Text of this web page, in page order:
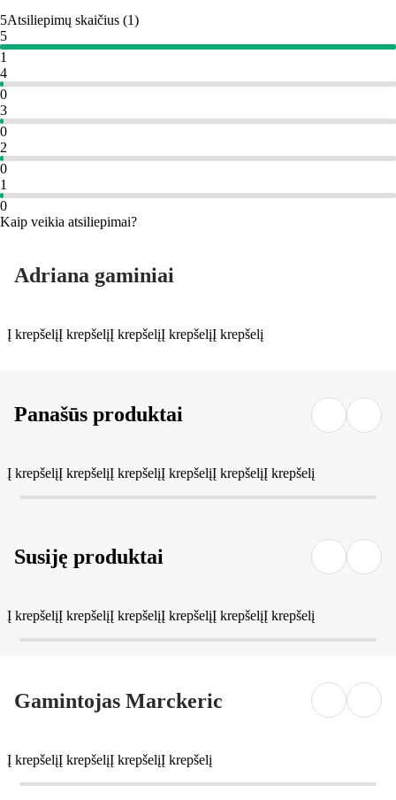
5Atsiliepimų skaičius (1)
5
1
4
0
3
0
2
0
1
0
Kaip veikia atsiliepimai?
Adriana gaminiai
Į krepšelįĮ krepšelįĮ krepšelįĮ krepšelįĮ krepšelį
Panašūs produktai
Į krepšelįĮ krepšelįĮ krepšelįĮ krepšelįĮ krepšelįĮ krepšelį
Susiję produktai
Į krepšelįĮ krepšelįĮ krepšelįĮ krepšelįĮ krepšelįĮ krepšelį
Gamintojas Marckeric
Į krepšelįĮ krepšelįĮ krepšelįĮ krepšelį